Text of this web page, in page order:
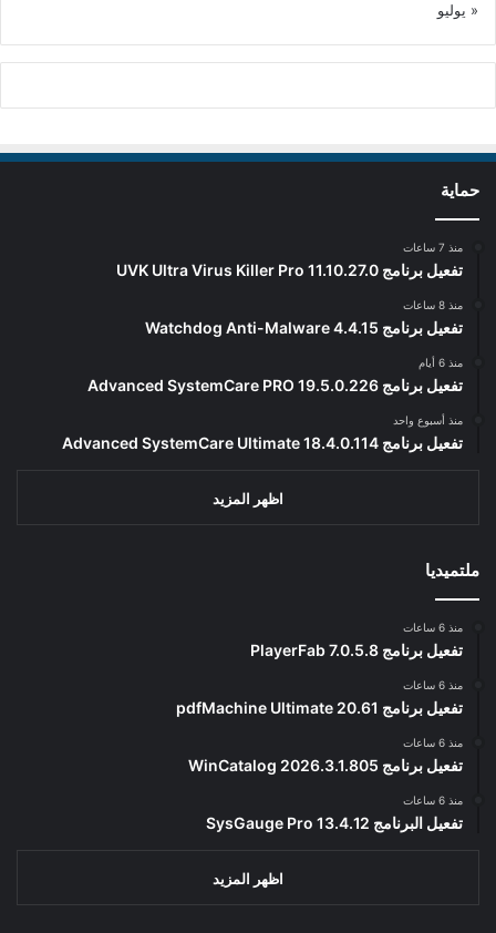
« يوليو
حماية
منذ 7 ساعات
تفعيل برنامج UVK Ultra Virus Killer Pro 11.10.27.0
منذ 8 ساعات
تفعيل برنامج Watchdog Anti-Malware 4.4.15
منذ 6 أيام
تفعيل برنامج Advanced SystemCare PRO 19.5.0.226
منذ أسبوع واحد
تفعيل برنامج Advanced SystemCare Ultimate 18.4.0.114
اظهر المزيد
ملتميديا
منذ 6 ساعات
تفعيل برنامج PlayerFab 7.0.5.8
منذ 6 ساعات
تفعيل برنامج pdfMachine Ultimate 20.61
منذ 6 ساعات
تفعيل برنامج WinCatalog 2026.3.1.805
منذ 6 ساعات
تفعيل البرنامج 13.4.12 SysGauge Pro
اظهر المزيد